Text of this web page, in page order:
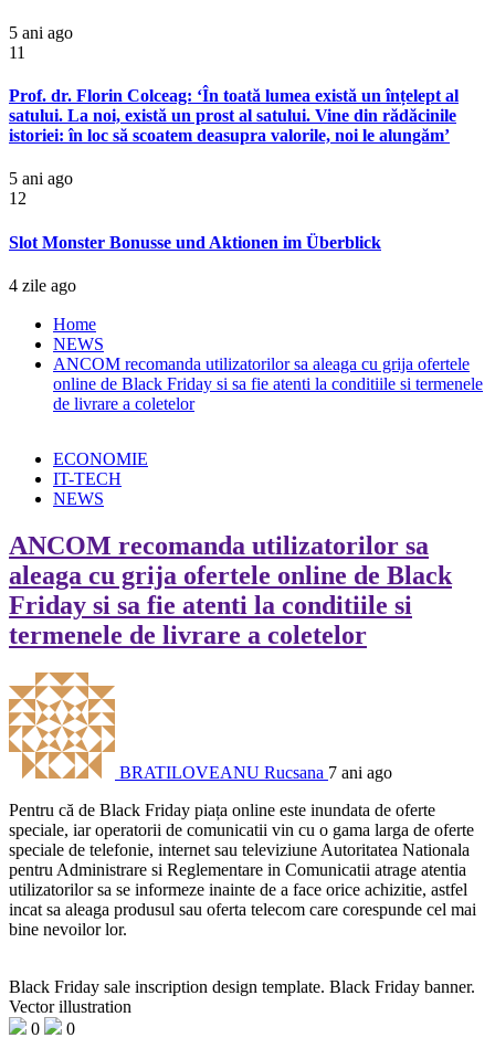
5 ani ago
11
Prof. dr. Florin Colceag: ‘În toată lumea există un înțelept al
satului. La noi, există un prost al satului. Vine din rădăcinile
istoriei: în loc să scoatem deasupra valorile, noi le alungăm’
5 ani ago
12
Slot Monster Bonusse und Aktionen im Überblick
4 zile ago
Home
NEWS
ANCOM recomanda utilizatorilor sa aleaga cu grija ofertele
online de Black Friday si sa fie atenti la conditiile si termenele
de livrare a coletelor
ECONOMIE
IT-TECH
NEWS
ANCOM recomanda utilizatorilor sa
aleaga cu grija ofertele online de Black
Friday si sa fie atenti la conditiile si
termenele de livrare a coletelor
BRATILOVEANU Rucsana 7 ani ago
Pentru că de Black Friday piața online este inundata de oferte
speciale, iar operatorii de comunicatii vin cu o gama larga de oferte
speciale de telefonie, internet sau televiziune Autoritatea Nationala
pentru Administrare si Reglementare in Comunicatii atrage atentia
utilizatorilor sa se informeze inainte de a face orice achizitie, astfel
incat sa aleaga produsul sau oferta telecom care corespunde cel mai
bine nevoilor lor.
Black Friday sale inscription design template. Black Friday banner.
Vector illustration
0
0